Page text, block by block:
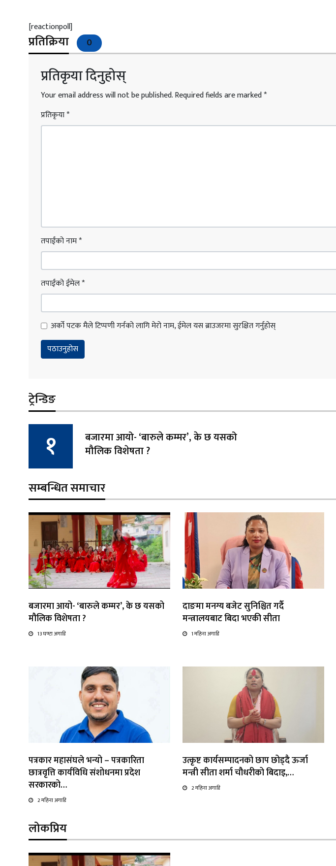
[reactionpoll]
प्रतिक्रिया 0
प्रतिकृया दिनुहोस्
Your email address will not be published.Required fields are marked*
प्रतिकृया*
तपाईंको नाम*
तपाईंको ईमेल*
अर्को पटक मैले टिप्पणी गर्नको लागि मेरो नाम, ईमेल यस ब्राउजरमा सुरक्षित गर्नुहोस्
ट्रेन्डिङ
बजारमा आयो- ‘बारुले कम्मर’, के छ यसको
मौलिक विशेषता ?
सम्बन्धित समाचार
बजारमा आयो- ‘बारुले कम्मर’, के छ यसको
मौलिक विशेषता ?
13 घण्टा अगाडि
दाङमा मनग्य बजेट सुनिश्चित गर्दै
मन्त्रालयबाट बिदा भएकी सीता
1 महिना अगाडि
पत्रकार महासंघले भन्यो – पत्रकारिता
छात्रवृत्ति कार्यविधि संशोधनमा प्रदेश
सरकारको…
2 महिना अगाडि
उत्कृष्ट कार्यसम्पादनको छाप छोड्दै ऊर्जा
मन्त्री सीता शर्मा चौधरीको बिदाइ,…
2 महिना अगाडि
लोकप्रिय